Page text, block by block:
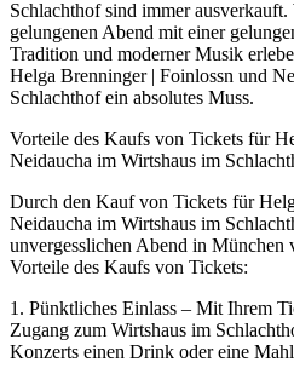
Schlachthof sind immer
gelungenen Abend mit einer
Tradition und moderner Musik
Helga Brenninger | Foinlossn und
Schlachthof ein absolutes Muss.
Vorteile des Kaufs von Tickets für
Neidaucha im Wirtshaus im
Durch den Kauf von Tickets für
Neidaucha im Wirtshaus im
unvergesslichen Abend in München
Vorteile des Kaufs von Tickets:
1. Pünktliches Einlass – Mit Ihrem
Zugang zum Wirtshaus im
Konzerts einen Drink oder eine